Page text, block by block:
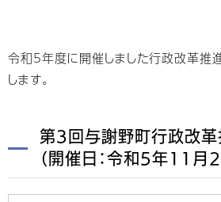
令和5年度に開催しました行政改革推
します。
第3回与謝野町行政改
（開催日：令和5年11月